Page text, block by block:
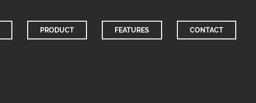
PRODUCT
PRODUCT FEATURES
FEATURES CONTACT
CONTACT